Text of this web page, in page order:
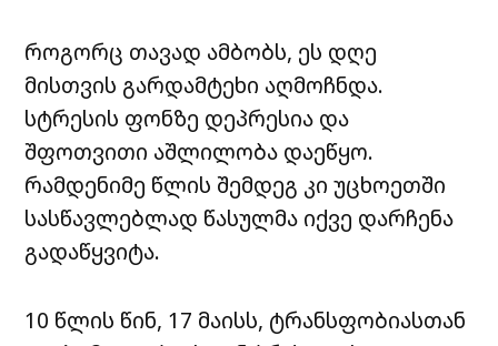
როგორც თავად ამბობს, ეს დღე
მისთვის გარდამტეხი აღმოჩნდა.
სტრესის ფონზე დეპრესია და
შფოთვითი აშლილობა დაეწყო.
რამდენიმე წლის შემდეგ კი უცხოეთში
სასწავლებლად წასულმა იქვე დარჩენა
გადაწყვიტა.
10 წლის წინ, 17 მაისს, ტრანსფობიასთან